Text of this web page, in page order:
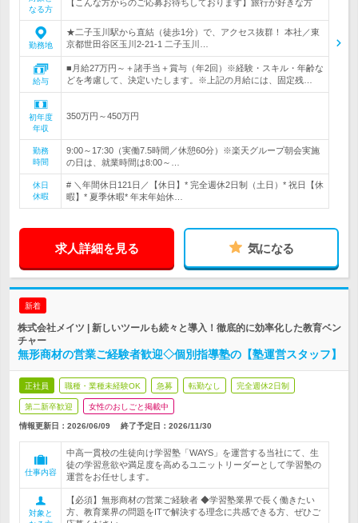
なる方
【こんな方からのご応募お待ちしております】旅行が好きな方
勤務地
★二子玉川駅から直結（徒歩1分）で、アクセス抜群！ 本社／東
京都世田谷区玉川2-21-1 二子玉川…
給与
■月給27万円～＋諸手当＋賞与（年2回）※経験・スキル・年齢な
どを考慮して、決定いたします。※上記の月給には、固定残…
初年度
年収
350万円～450万円
勤務
時間
9:00～17:30（実働7.5時間／休憩60分）※楽天グループ朝会実施
の日は、就業時間は8:00～…
休日
休暇
# ＼年間休日121日／【休日】* 完全週休2日制（土日）* 祝日【休
暇】* 夏季休暇* 年末年始休…
求人詳細を見る 気になる
新着
株式会社メイツ | 新しいツールも続々と導入！徹底的に効率化した教育ベン
チャー
無形商材の営業ご経験者歓迎◇個別指導塾の【塾運営スタッフ】
正社員 職種・業種未経験OK 急募 転勤なし 完全週休2日制
第二新卒歓迎 女性のおしごと掲載中
情報更新日：2026/06/09 終了予定日： 2026/11/30
仕事内容
中高一貫校の生徒向け学習塾「WAYS」を運営する当社にて、生
徒の学習意欲や満足度を高めるユニットリーダーとして学習塾の
運営をお任せします。
対象と
【必須】無形商材の営業ご経験者 ◆学習塾業界で長く働きたい
方、教育業界の問題をITで解決する理念に共感できる方、ぜひご